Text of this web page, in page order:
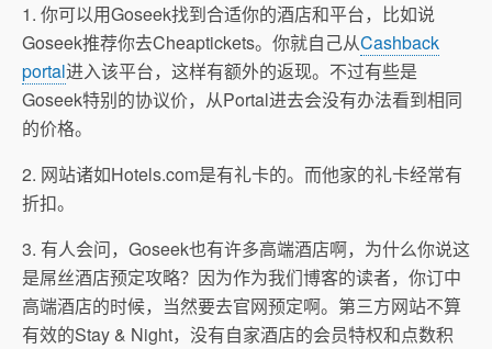
1. 你可以用Goseek找到合适你的酒店和平台，比如说
Goseek推荐你去Cheaptickets。你就自己从Cashback
portal进入该平台，这样有额外的返现。不过有些是
Goseek特别的协议价，从Portal进去会没有办法看到相同
的价格。
2. 网站诸如Hotels.com是有礼卡的。而他家的礼卡经常有
折扣。
3. 有人会问，Goseek也有许多高端酒店啊，为什么你说这
是屌丝酒店预定攻略？因为作为我们博客的读者，你订中
高端酒店的时候，当然要去官网预定啊。第三方网站不算
有效的Stay & Night，没有自家酒店的会员特权和点数积